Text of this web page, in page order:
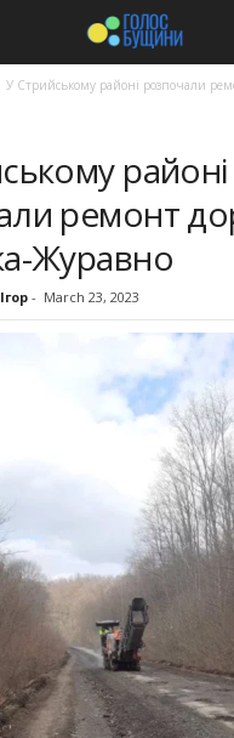
У Стрийському районі розпочали
районі
ремонт
Журавно
- March 23, 2023